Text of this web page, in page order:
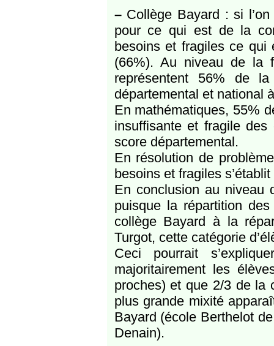
–Collège Bayard : si l’on
pour ce qui est de la
besoins et fragiles ce qui
(66%). Au niveau de la
représentent 56% de
départemental et national
En mathématiques, 55%
insuffisante et fragile
score départemental.
En résolution de
besoins et fragiles
En conclusion au niveau
puisque la répartition
collège Bayard à la
Turgot, cette catégorie
Ceci pourrait
majoritairement les
proches) et que 2/3 de la
plus grande mixité
Bayard (école Berthelot
Denain).